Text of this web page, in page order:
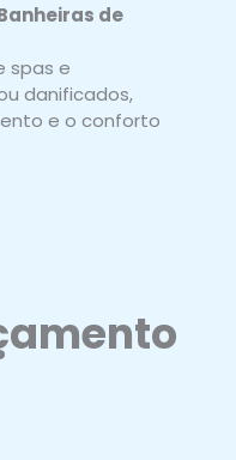
de
spas e
danificados,
e o conforto